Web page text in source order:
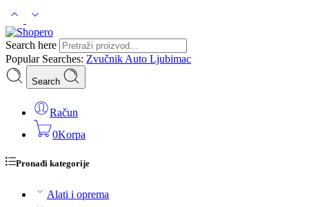
Search here
Popular Searches: Zvučnik Auto Ljubimac
Search
Račun
0Korpa
Pronađi kategorije
Alati i oprema